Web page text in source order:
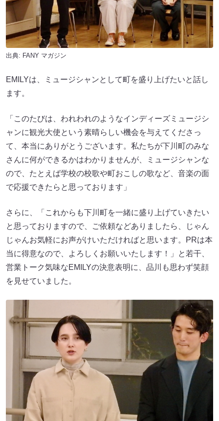
出典: FANY マガジン
EMILYは、ミュージシャンとして町を盛り上げたいと話し
ます。
「このたびは、われわれのようなインディーズミュージシ
ャンに観光大使という素晴らしい機会を与えてくださっ
て、本当にありがとうございます。私たちが下川町のみな
さんに何ができるかはわかりませんが、ミュージシャンな
ので、たとえば学校の校歌や町おこしの歌など、音楽の面
で応援できたらと思っております」
さらに、「これからも下川町を一緒に盛り上げていきたい
と思っておりますので、ご依頼などありましたら、じゃん
じゃんお気軽にお声がけいただければと思います。PRは本
当に得意なので、よろしくお願いいたします！」と若干、
営業トーク気味なEMILYの決意表明に、品川も思わず笑顔
を見せていました。